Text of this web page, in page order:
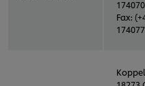
174070
Fax:
174077